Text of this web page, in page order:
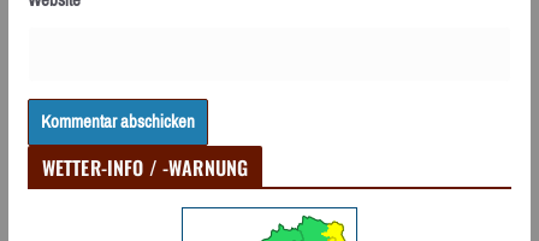
WETTER-INFO / -WARNUNG